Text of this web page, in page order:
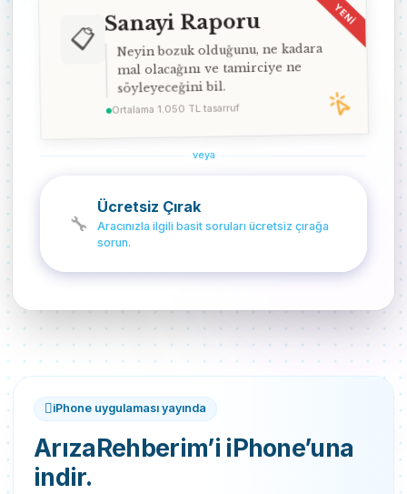
YENİ
📋
Sanayi Raporu
Neyin bozuk olduğunu, ne kadara
mal olacağını ve tamirciye ne
söyleyeceğini bil.
Ortalama 1.050 TL tasarruf
veya
🔧
Ücretsiz Çırak
Aracınızla ilgili basit soruları ücretsiz çırağa
sorun.
iPhone uygulaması yayında
ArızaRehberim’i iPhone’una
indir.